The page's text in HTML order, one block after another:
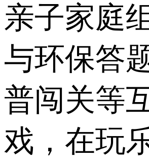
亲子家庭
与环保答
普闯关等
戏，在玩